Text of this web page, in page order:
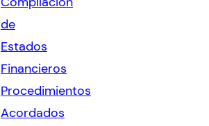
de
Estados
Financieros
Procedimientos
Acordados